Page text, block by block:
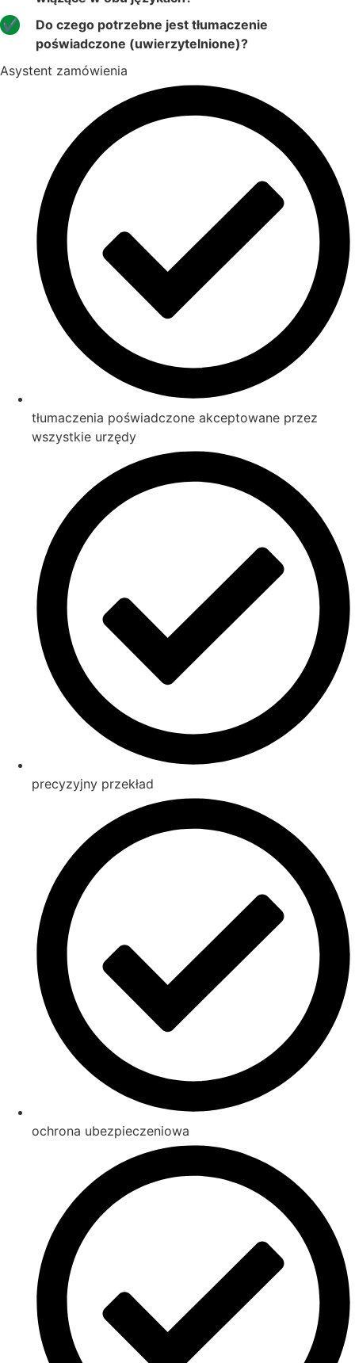
Do czego potrzebne jest tłumaczenie
poświadczone (uwierzytelnione)?
Asystent zamówienia
tłumaczenia poświadczone akceptowane przez
wszystkie urzędy
precyzyjny przekład
ochrona ubezpieczeniowa